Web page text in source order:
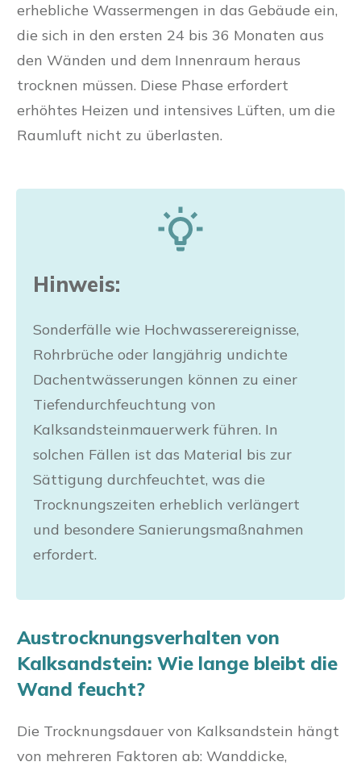
erhebliche Wassermengen in das Gebäude ein,
die sich in den ersten 24 bis 36 Monaten aus
den Wänden und dem Innenraum heraus
trocknen müssen. Diese Phase erfordert
erhöhtes Heizen und intensives Lüften, um die
Raumluft nicht zu überlasten.
Hinweis:
Sonderfälle wie Hochwasserereignisse,
Rohrbrüche oder langjährig undichte
Dachentwässerungen können zu einer
Tiefendurchfeuchtung von
Kalksandsteinmauerwerk führen. In
solchen Fällen ist das Material bis zur
Sättigung durchfeuchtet, was die
Trocknungszeiten erheblich verlängert
und besondere Sanierungsmaßnahmen
erfordert.
Austrocknungsverhalten von
Kalksandstein: Wie lange bleibt die
Wand feucht?
Die Trocknungsdauer von Kalksandstein hängt
von mehreren Faktoren ab: Wanddicke,